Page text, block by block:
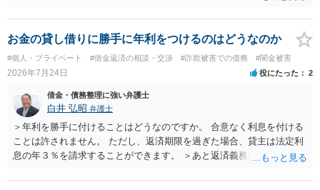
れることになるでしょう。 請求があるまでは、こちらからアクション
を起こす必要はないかと思います。
お金の貸し借りに勝手に年利をつけるのはどうなのか
#個人・プライベート #借金返済の相談・交渉 #詐欺被害での債務 #闇金被害
2026年7月24日 役にたった 2
借金・債務整理に強い弁護士
白井 弘昭 弁護士
＞年利を勝手に付けることはどうなのですか。 合意なく利息を付ける
ことは許されません。 ただし、返済期限を過ぎた場合、貸主は法定利
息の年３％を請求することができます。 ＞あと返済義務はありますか
りたお金は返さなければいけませんし、勝手につけた利息は返済不要